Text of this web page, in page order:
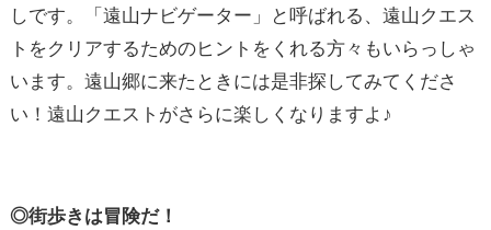
しです。「遠山ナビゲーター」と呼ばれる、遠山クエス
トをクリアするためのヒントをくれる方々もいらっしゃ
います。遠山郷に来たときには是非探してみてくださ
い！遠山クエストがさらに楽しくなりますよ♪
◎街歩きは冒険だ！